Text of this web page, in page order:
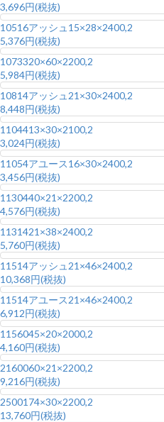
3,696円(税抜)
10516アッシュ 15×28×2400,2
5,376円(税抜)
1073320×60×2200,2
5,984円(税抜)
10814アッシュ 21×30×2400,2
8,448円(税抜)
1104413×30×2100,2
3,024円(税抜)
11054アユース16×30×2400,2
3,456円(税抜)
1130440×21×2200,2
4,576円(税抜)
1131421×38×2400,2
5,760円(税抜)
11514アッシュ 21×46×2400,2
10,368円(税抜)
11514アユース21×46×2400,2
6,912円(税抜)
1156045×20×2000,2
4,160円(税抜)
2160060×21×2200,2
9,216円(税抜)
25001 74×30×2200,2
13,760円(税抜)